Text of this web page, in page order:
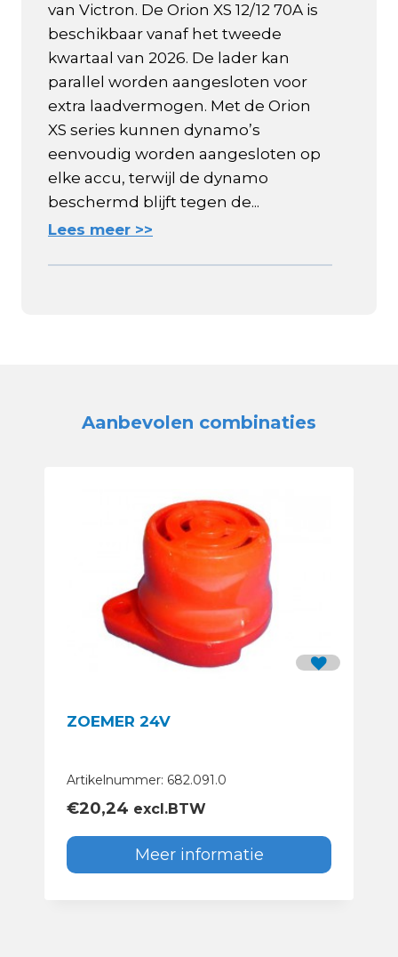
van Victron. De Orion XS 12/12 70A is
beschikbaar vanaf het tweede
kwartaal van 2026. De lader kan
parallel worden aangesloten voor
extra laadvermogen. Met de Orion
XS series kunnen dynamo’s
eenvoudig worden aangesloten op
elke accu, terwijl de dynamo
beschermd blijft tegen de...
Lees meer >>
Aanbevolen combinaties
ZOEMER 24V
Artikelnummer: 682.091.0
€20,24 excl.BTW
Meer informatie